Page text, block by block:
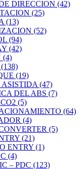
DIRECCION (42)
(25)
(13)
(52)
(94)
(42)
(4)
(138)
(19)
(47)
DEL ABS (7)
(5)
(64)
(4)
(5)
(21)
ENTRY (1)
(4)
– PDC (123)